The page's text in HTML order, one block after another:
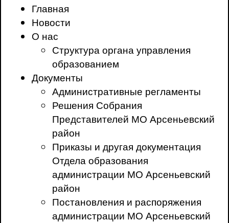
Главная
Новости
О нас
Структура органа управления
образованием
Документы
Административные регламенты
Решения Собрания
Представителей МО Арсеньевский
район
Приказы и другая документация
Отдела образования
администрации МО Арсеньевский
район
Постановления и распоряжения
администрации МО Арсеньевский